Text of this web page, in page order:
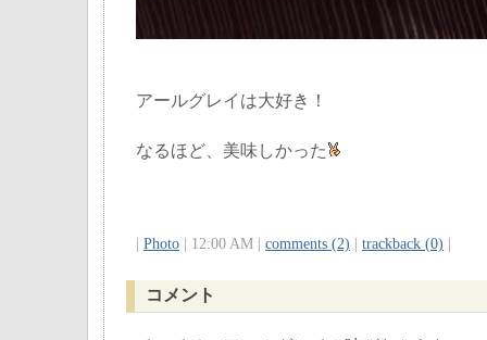
アールグレイは大好き！
なるほど、美味しかった
Photo | 12:00 AM | comments (2) trackback (0)
コメント